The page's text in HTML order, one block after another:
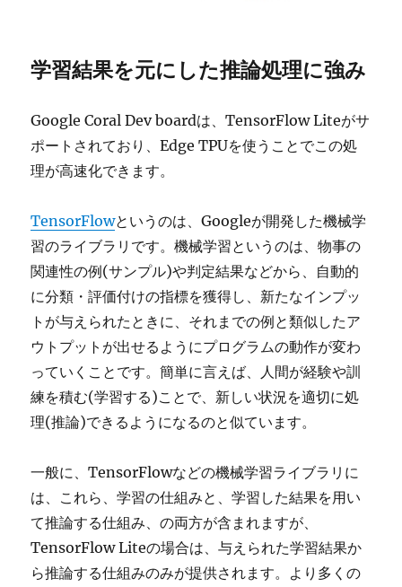
学習結果を元にした推論処理に強み
Google Coral Dev boardは、TensorFlow Liteがサ
ポートされており、Edge TPUを使うことでこの処
理が高速化できます。
TensorFlowというのは、Googleが開発した機械学
習のライブラリです。機械学習というのは、物事の
関連性の例(サンプル)や判定結果などから、自動的
に分類・評価付けの指標を獲得し、新たなインプッ
トが与えられたときに、それまでの例と類似したア
ウトプットが出せるようにプログラムの動作が変わ
っていくことです。簡単に言えば、人間が経験や訓
練を積む(学習する)ことで、新しい状況を適切に処
理(推論)できるようになるのと似ています。
一般に、TensorFlowなどの機械学習ライブラリに
は、これら、学習の仕組みと、学習した結果を用い
て推論する仕組み、の両方が含まれますが、
TensorFlow Liteの場合は、与えられた学習結果か
ら推論する仕組みのみが提供されます。より多くの